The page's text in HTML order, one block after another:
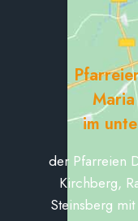
im
der Pfarreien
Kirchberg,
Steinsberg